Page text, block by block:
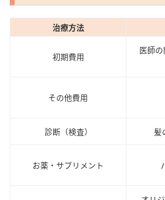
治療方法
初期費用
医師
その他費用
診断（検査） 髪
お薬・サプリメント